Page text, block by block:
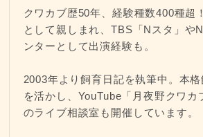
クワカブ歴50年、経験種数400種超
として親しまれ、TBS「Nスタ」や
ンターとして出演経験も。
2003年より飼育日記を執筆中。本
を活かし、YouTube「月夜野クワカ
のライブ相談室も開催しています。